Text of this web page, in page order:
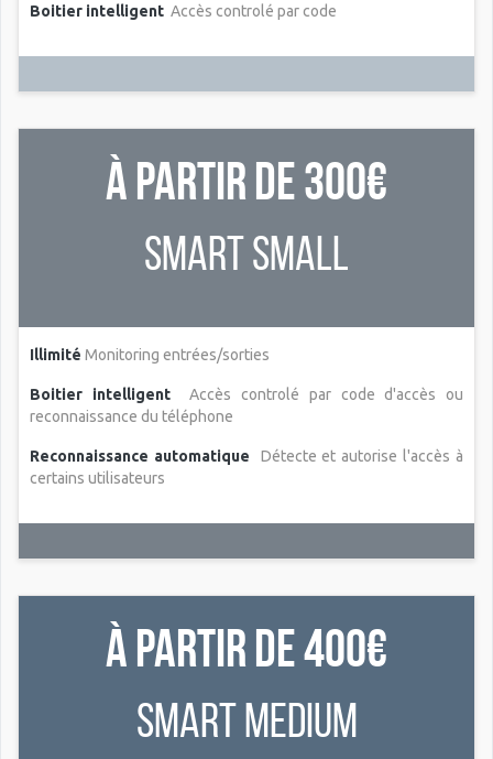
Boitier intelligent Accès controlé par code
À partir de 300€
smart Small
Illimité Monitoring entrées/sorties
Boitier intelligentAccès controlé par code d'accès ou
reconnaissance du téléphone
Reconnaissance automatique Détecte et autorise l'accès à
certains utilisateurs
À partir de 400€
smart Medium